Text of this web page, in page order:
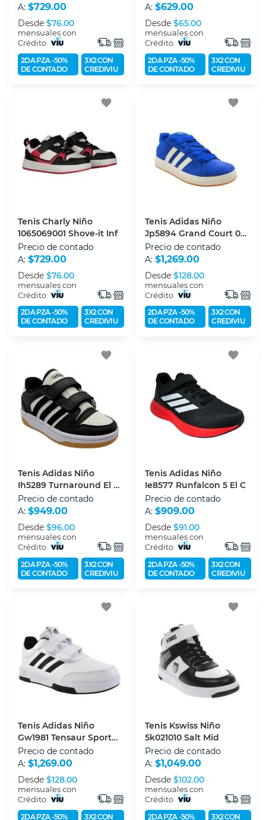
A: $729.00
Desde $76.00
mensuales con
Crédito
2DA PZA -50%
DE CONTADO
3X2 CON
CREDIVIU
A: $629.00
Desde $65.00
mensuales con
Crédito
2DA PZA -50%
DE CONTADO
3X2 CON
CREDIVIU
favorite
Tenis Charly Niño
1065069001 Shove-it Inf
Precio de contado
A: $729.00
Desde $76.00
mensuales con
Crédito
2DA PZA -50%
DE CONTADO
3X2 CON
CREDIVIU
favorite
Tenis Adidas Niño
Jp5894 Grand Court 00s
K
Precio de contado
A: $1,269.00
Desde $128.00
mensuales con
Crédito
2DA PZA -50%
DE CONTADO
3X2 CON
CREDIVIU
favorite
Tenis Adidas Niño
Ih5289 Turnaround El Cf
C
Precio de contado
A: $949.00
Desde $96.00
mensuales con
Crédito
2DA PZA -50%
DE CONTADO
3X2 CON
CREDIVIU
favorite
Tenis Adidas Niño
Ie8577 Runfalcon 5 El C
Precio de contado
A: $909.00
Desde $91.00
mensuales con
Crédito
2DA PZA -50%
DE CONTADO
3X2 CON
CREDIVIU
favorite
Tenis Adidas Niño
Gw1981 Tensaur Sport
2.0 Cf K
Precio de contado
A: $1,269.00
Desde $128.00
mensuales con
Crédito
2DA PZA -50% 3X2 CON
favorite
Tenis Kswiss Niño
5k021010 Salt Mid
Precio de contado
A: $1,049.00
Desde $102.00
mensuales con
Crédito
2DA PZA -50% 3X2 CON